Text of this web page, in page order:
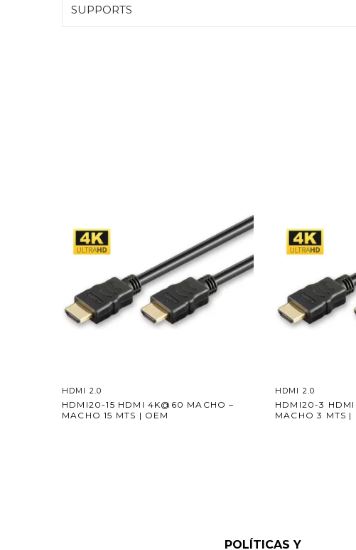
SUPPORTS
HDMI 2.0
HDMI20-15 HDMI 4K@60 MACHO –
MACHO 15 MTS | OEM
HDMI 2.0
HDMI20-3
MACHO 3 MTS |
POLÍTICAS Y